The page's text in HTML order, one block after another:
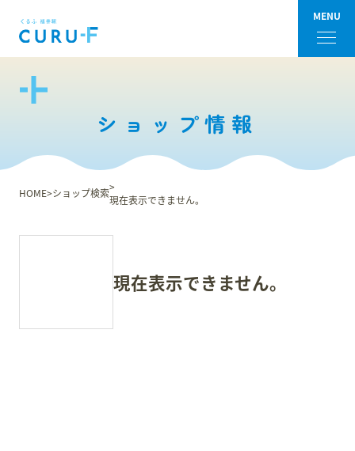
MENU
フロアガイド
ショップ検索ショップ情報
HOME ショップ検索現在表示できません。
現在表示できません。